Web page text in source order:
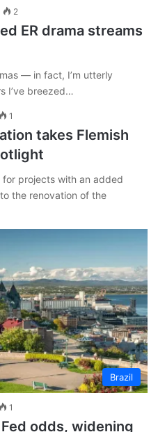
2
ER drama streams
— in fact, I’m utterly
I’ve breezed…
1
takes Flemish
projects with an added
the renovation of the
Brazil
1
odds, widening